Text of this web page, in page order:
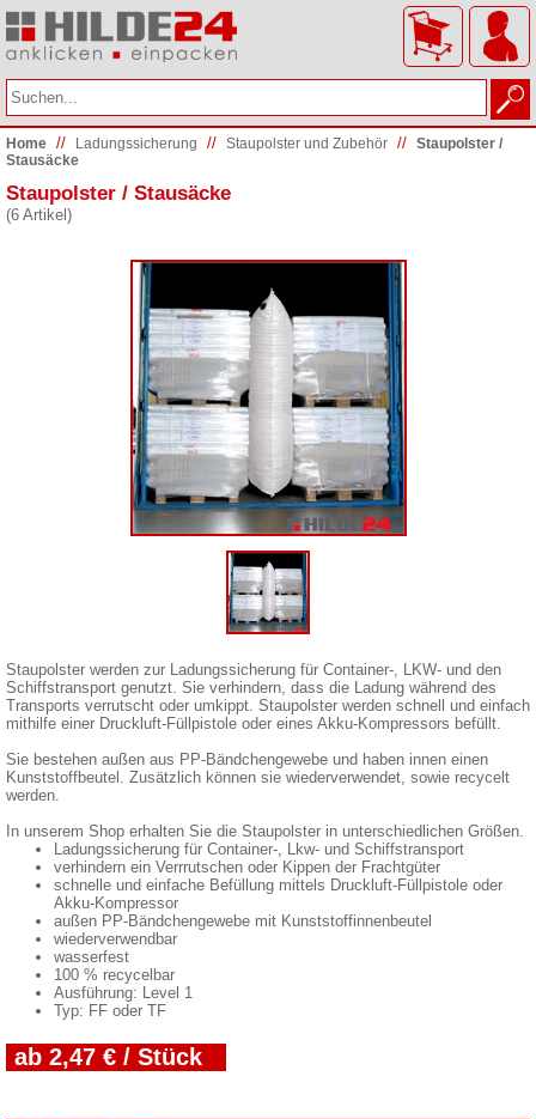
Home // Ladungs­sicherung // Staupolster und Zubehör // Staupolster /
Stausäcke
Staupolster / Stausäcke
(6 Artikel)
Staupolster werden zur Ladungssicherung für Container-, LKW- und den
Schiffstransport genutzt. Sie verhindern, dass die Ladung während des
Transports verrutscht oder umkippt. Staupolster werden schnell und einfach
mithilfe einer Druckluft-Füllpistole oder eines Akku-Kompressors befüllt.
Sie bestehen außen aus PP-Bändchengewebe und haben innen einen
Kunststoffbeutel. Zusätzlich können sie wiederverwendet, sowie recycelt
werden.
In unserem Shop erhalten Sie die Staupolster in unterschiedlichen Größen.
Ladungssicherung für Container-, Lkw- und Schiffstransport
verhindern ein Verrrutschen oder Kippen der Frachtgüter
schnelle und einfache Befüllung mittels Druckluft-Füllpistole oder
Akku-Kompressor
außen PP-Bändchengewebe mit Kunststoffinnenbeutel
wiederverwendbar
wasserfest
100 % recycelbar
Ausführung: Level 1
Typ: FF oder TF
ab 2,47 € / Stück